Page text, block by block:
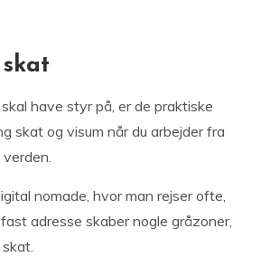
have styr på, er de praktiske
skat og visum når du arbejder fra
nomade, hvor man rejser ofte,
adresse skaber nogle gråzoner,